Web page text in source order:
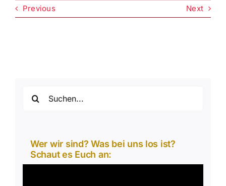
Previous Next
nach:
Wer wir sind? Was bei uns los ist?
Schaut es Euch an: